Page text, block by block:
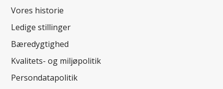
Vores historie
Ledige stillinger
Bæredygtighed
Kvalitets- og miljøpolitik
Persondatapolitik